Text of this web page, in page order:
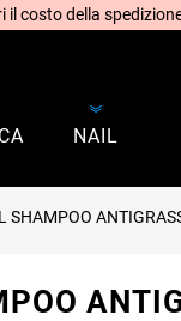
costo della
NAIL
SHAMPOO